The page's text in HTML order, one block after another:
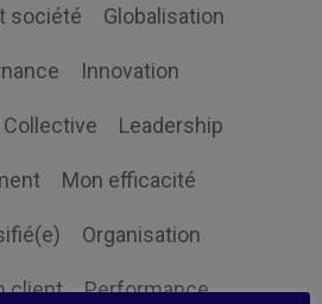
société Globalisation
Innovation
Leadership
Mon efficacité
Organisation
client Performance